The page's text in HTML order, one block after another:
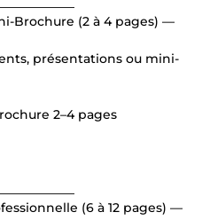
Brochure (2 à 4 pages) —
présentations ou mini-
2–4 pages
(6 à 12 pages) —